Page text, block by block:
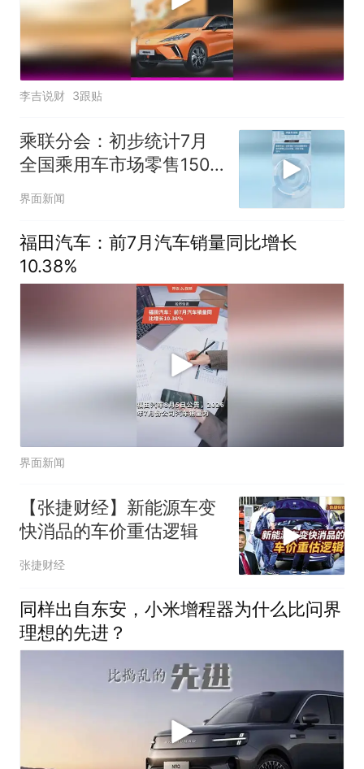
李吉说财 3跟贴
乘联分会：初步统计7月
全国乘用车市场零售150.6
万辆，同比下降18%
界面新闻
福田汽车：前7月汽车销量同比增长
10.38%
界面新闻
【张捷财经】新能源车变
快消品的车价重估逻辑
张捷财经
同样出自东安，小米增程器为什么比问界
理想的先进？